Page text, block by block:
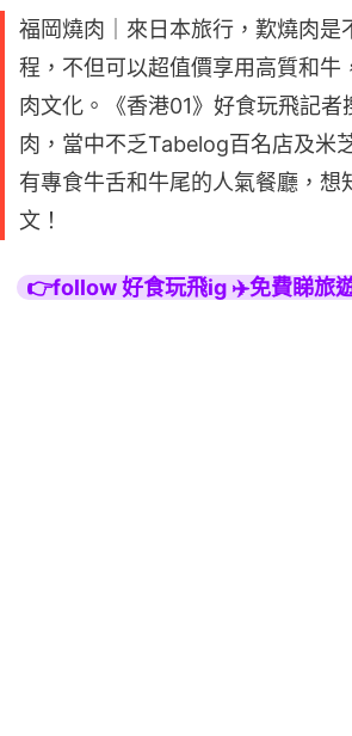
福岡燒肉｜來日本旅行，歎燒肉是
程，不但可以超值價享用高質和牛
肉文化。《香港01》好食玩飛記者
肉，當中不乏Tabelog百名店及米
有專食牛舌和牛尾的人氣餐廳，想
文！
👉follow 好食玩飛ig ✈️免費睇旅